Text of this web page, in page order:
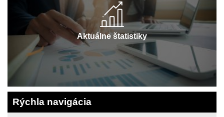
Aktuálne štatistiky
Rýchla navigácia